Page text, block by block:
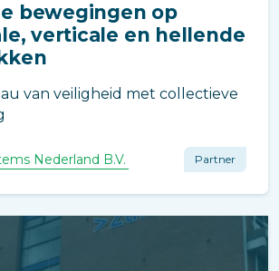
bewegingen op
verticale en hellende
van veiligheid met collectieve
Nederland B.V. Partner